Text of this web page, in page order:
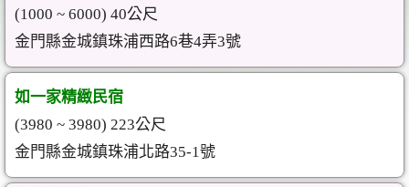
(1000 ~ 6000) 40公尺
金門縣金城鎮珠浦西路6巷4弄3號
如一家精緻民宿
(3980 ~ 3980) 223公尺
金門縣金城鎮珠浦北路35-1號